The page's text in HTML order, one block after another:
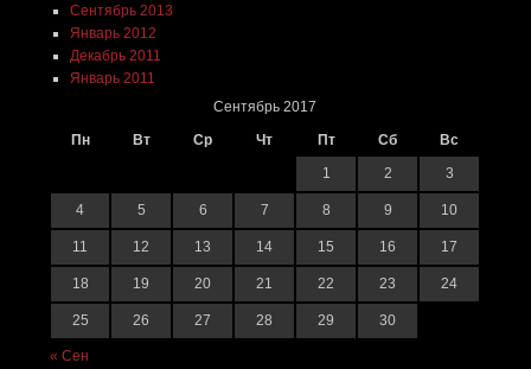
Сентябрь 2013
Январь 2012
Декабрь 2011
Январь 2011
Сентябрь 2017
Пн
Вт Ср Чт Пт Сб Вс
« Сен
1 2 3
4 5 6 7 8 9 10
11 12 13 14 15 16 17
18 19 20 21 22 23 24
25 26 27 28 29 30